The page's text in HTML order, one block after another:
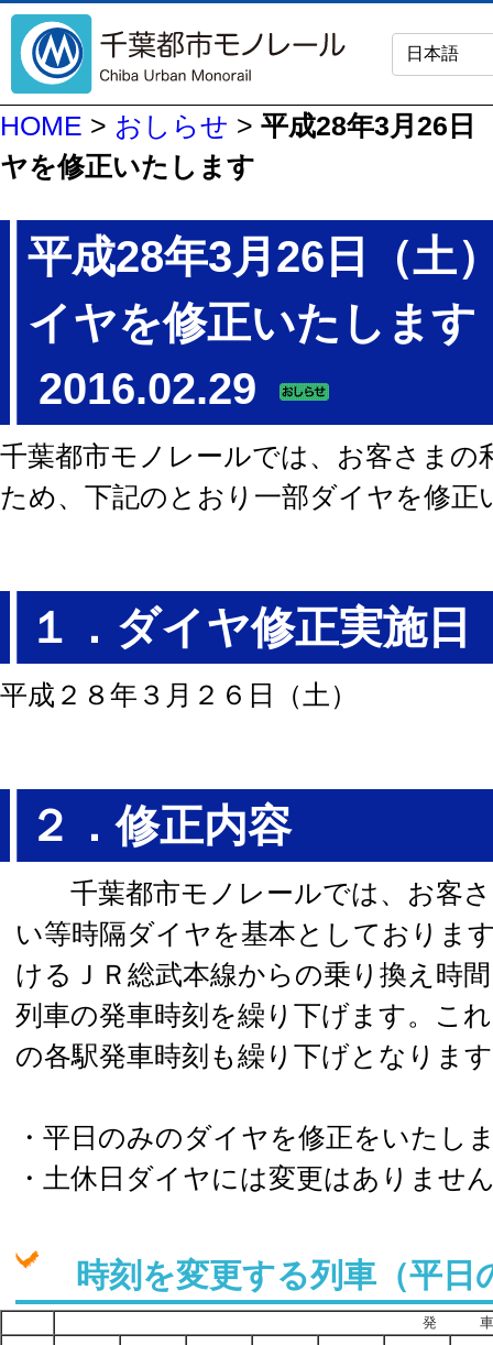
HOME > おしらせ > 平成28年3月26日
ヤを修正いたします
平成28年3月26日（土
イヤを修正いたします
2016.02.29
千葉都市モノレールでは、お客さまの
ため、下記のとおり一部ダイヤを修正
１．ダイヤ修正実施
平成２８年３月２６日（土）
２．修正内容
千葉都市モノレールでは、お客さ
い等時隔ダイヤを基本としておりま
けるＪＲ総武本線からの乗り換え時
列車の発車時刻を繰り下げます。こ
の各駅発車時刻も繰り下げとなりま
・平日のみのダイヤを修正をいたし
・ 土休日ダイヤには変更はありませ
時刻を変更する列車（平日
発